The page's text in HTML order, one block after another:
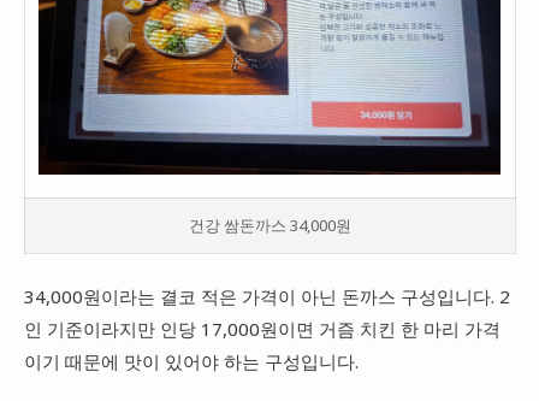
건강 쌈돈까스 34,000원
34,000원이라는 결코 적은 가격이 아닌 돈까스 구성입니다. 2
인 기준이라지만 인당 17,000원이면 거즘 치킨 한 마리 가격
이기 때문에 맛이 있어야 하는 구성입니다.